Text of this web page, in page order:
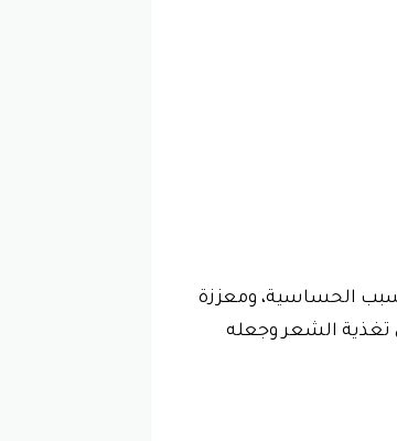
الحساسية، ومعززة
تغذية الشعر وجعله